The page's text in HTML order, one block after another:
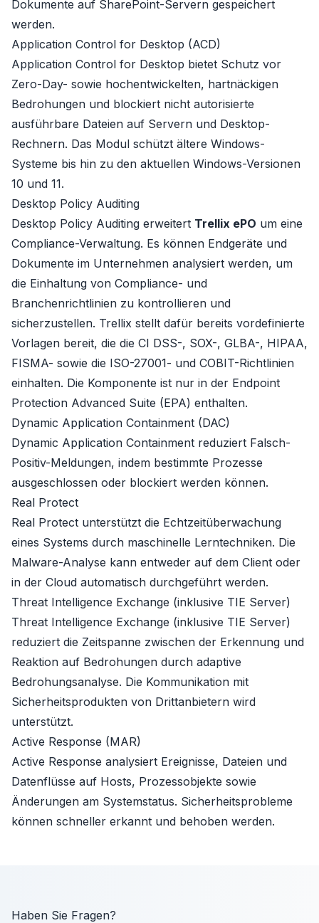
Dokumente auf SharePoint-Servern gespeichert
werden.
Application Control for Desktop (ACD)
Application Control for Desktop bietet Schutz vor
Zero-Day- sowie hochentwickelten, hartnäckigen
Bedrohungen und blockiert nicht autorisierte
ausführbare Dateien auf Servern und Desktop-
Rechnern. Das Modul schützt ältere Windows-
Systeme bis hin zu den aktuellen Windows-Versionen
10 und 11.
Desktop Policy Auditing
Desktop Policy Auditing erweitert Trellix ePO um eine
Compliance-Verwaltung. Es können Endgeräte und
Dokumente im Unternehmen analysiert werden, um
die Einhaltung von Compliance- und
Branchenrichtlinien zu kontrollieren und
sicherzustellen. Trellix stellt dafür bereits vordefinierte
Vorlagen bereit, die die CI DSS-, SOX-, GLBA-, HIPAA,
FISMA- sowie die ISO-27001- und COBIT-Richtlinien
einhalten. Die Komponente ist nur in der Endpoint
Protection Advanced Suite (EPA) enthalten.
Dynamic Application Containment (DAC)
Dynamic Application Containment reduziert Falsch-
Positiv-Meldungen, indem bestimmte Prozesse
ausgeschlossen oder blockiert werden können.
Real Protect
Real Protect unterstützt die Echtzeitüberwachung
eines Systems durch maschinelle Lerntechniken. Die
Malware-Analyse kann entweder auf dem Client oder
in der Cloud automatisch durchgeführt werden.
Threat Intelligence Exchange (inklusive TIE Server)
Threat Intelligence Exchange (inklusive TIE Server)
reduziert die Zeitspanne zwischen der Erkennung und
Reaktion auf Bedrohungen durch adaptive
Bedrohungsanalyse. Die Kommunikation mit
Sicherheitsprodukten von Drittanbietern wird
unterstützt.
Active Response (MAR)
Active Response analysiert Ereignisse, Dateien und
Datenflüsse auf Hosts, Prozessobjekte sowie
Änderungen am Systemstatus. Sicherheitsprobleme
können schneller erkannt und behoben werden.
Haben Sie Fragen?